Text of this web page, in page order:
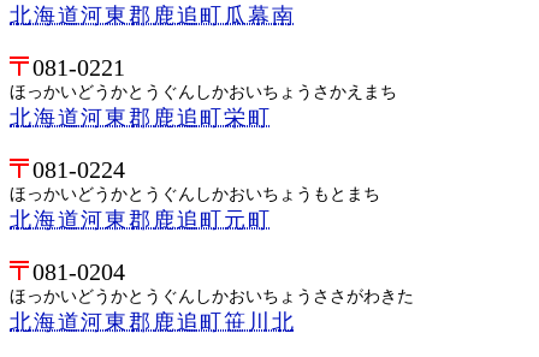
北海道河東郡鹿追町瓜幕南
081-0221
ほっかいどうかとうぐんしかおいちょうさかえまち
北海道河東郡鹿追町栄町
081-0224
ほっかいどうかとうぐんしかおいちょうもとまち
北海道河東郡鹿追町元町
081-0204
ほっかいどうかとうぐんしかおいちょうささがわきた
北海道河東郡鹿追町笹川北